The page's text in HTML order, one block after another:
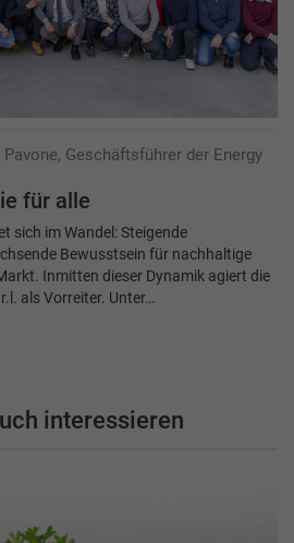
Geschäftsführer der Energy
für alle
sich im Wandel: Steigende
Bewusstsein für nachhaltige
Inmitten dieser Dynamik agiert die
als Vorreiter. Unter…
interessieren